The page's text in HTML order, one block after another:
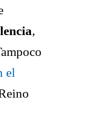
,
el